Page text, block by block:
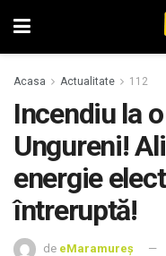
Acasa Actualitate 112
Incendiu la
Ungureni!
energie
întreruptă!
de eMaramureș